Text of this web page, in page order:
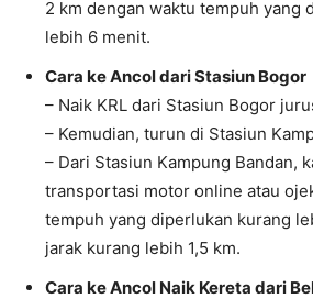
2 km dengan waktu tempuh yang
lebih 6 menit.
Cara ke Ancol dari Stasiun Bogor
– Naik KRL dari Stasiun Bogor
– Kemudian, turun di Stasiun
– Dari Stasiun Kampung Bandan,
transportasi motor online atau
tempuh yang diperlukan kurang
jarak kurang lebih 1,5 km.
Cara ke Ancol Naik Kereta dari